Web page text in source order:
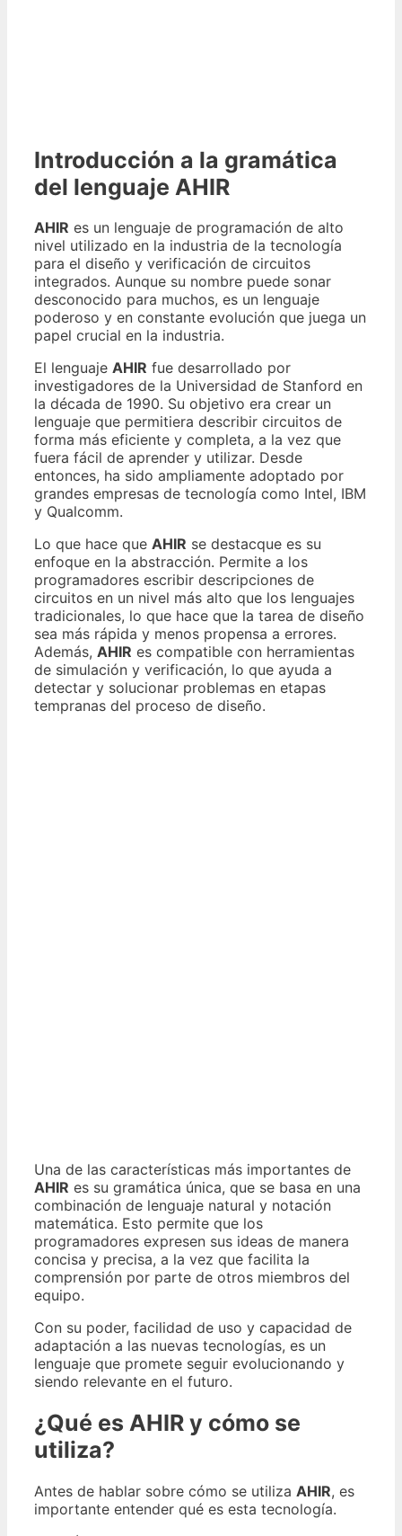
Introducción a la gramática
del lenguaje AHIR
AHIR es un lenguaje de programación de alto
nivel utilizado en la industria de la tecnología
para el diseño y verificación de circuitos
integrados. Aunque su nombre puede sonar
desconocido para muchos, es un lenguaje
poderoso y en constante evolución que juega un
papel crucial en la industria.
El lenguaje AHIR fue desarrollado por
investigadores de la Universidad de Stanford en
la década de 1990. Su objetivo era crear un
lenguaje que permitiera describir circuitos de
forma más eficiente y completa, a la vez que
fuera fácil de aprender y utilizar. Desde
entonces, ha sido ampliamente adoptado por
grandes empresas de tecnología como Intel, IBM
y Qualcomm.
Lo que hace que AHIR se destacque es su
enfoque en la abstracción. Permite a los
programadores escribir descripciones de
circuitos en un nivel más alto que los lenguajes
tradicionales, lo que hace que la tarea de diseño
sea más rápida y menos propensa a errores.
Además, AHIR es compatible con herramientas
de simulación y verificación, lo que ayuda a
detectar y solucionar problemas en etapas
tempranas del proceso de diseño.
Una de las características más importantes de
AHIR es su gramática única, que se basa en una
combinación de lenguaje natural y notación
matemática. Esto permite que los
programadores expresen sus ideas de manera
concisa y precisa, a la vez que facilita la
comprensión por parte de otros miembros del
equipo.
Con su poder, facilidad de uso y capacidad de
adaptación a las nuevas tecnologías, es un
lenguaje que promete seguir evolucionando y
siendo relevante en el futuro.
¿Qué es AHIR y cómo se
utiliza?
Antes de hablar sobre cómo se utiliza AHIR, es
importante entender qué es esta tecnología.